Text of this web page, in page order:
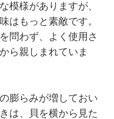
模様がありますが、
はもっと素敵です。
問わず、よく使用さ
ら親しまれていま
膨らみが増しておい
は、貝を横から見た